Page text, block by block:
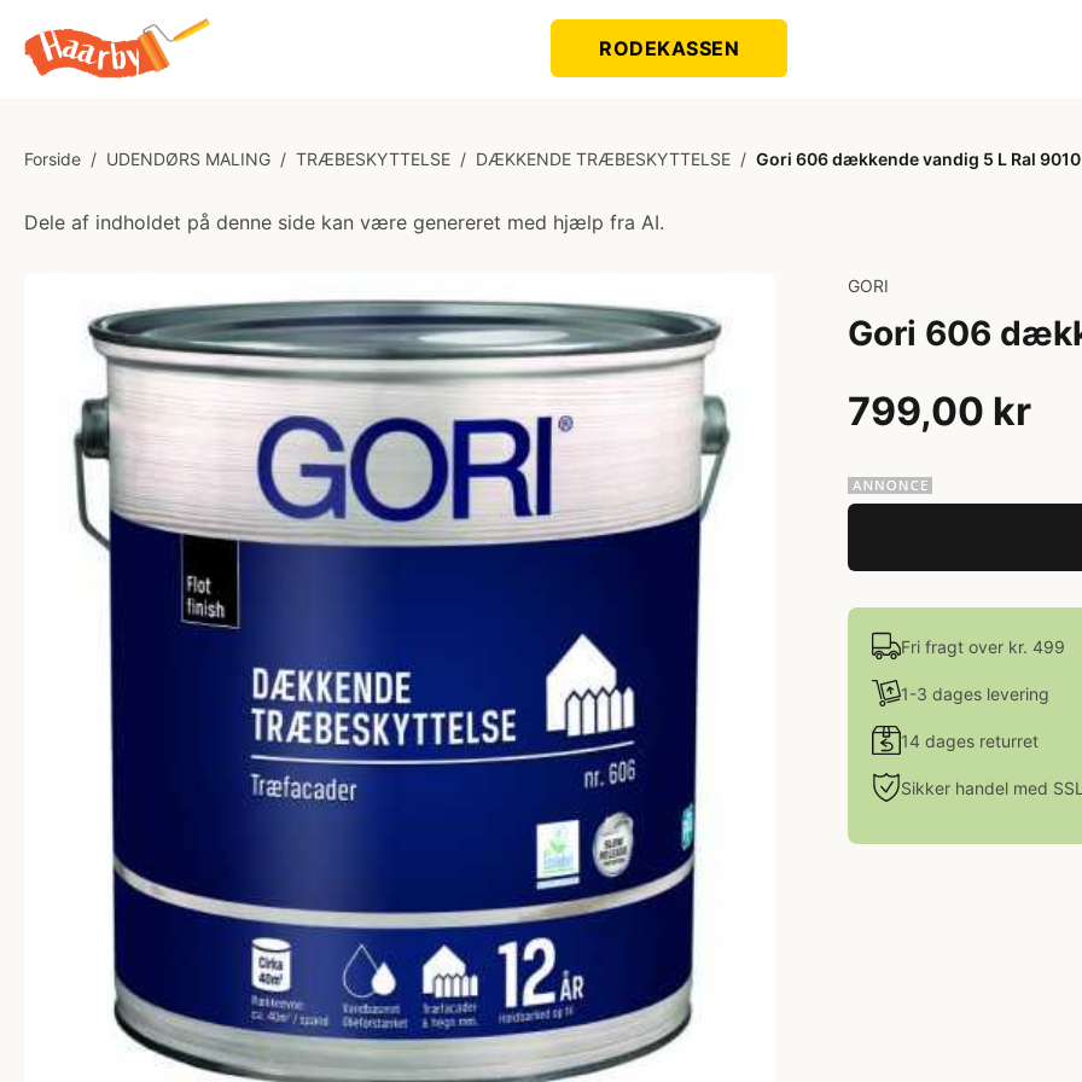
RODEKASSEN
Forside / UDENDØRS MALING / TRÆBESKYTTELSE / DÆKKENDE TRÆBESKYTTELSE / Gori 606 dækkende vandig 5 L Ral 9010
Dele af indholdet på denne side kan være genereret med hjælp fra AI.
GORI
Gori 606
799,00 kr
Fri fragt over kr. 499
1-3 dages levering
14 dages returret
Sikker handel med